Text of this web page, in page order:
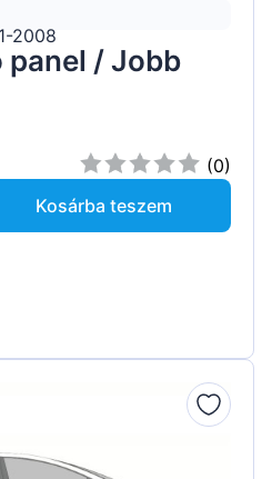
2008
panel / Jobb
(0)
Kosárba teszem